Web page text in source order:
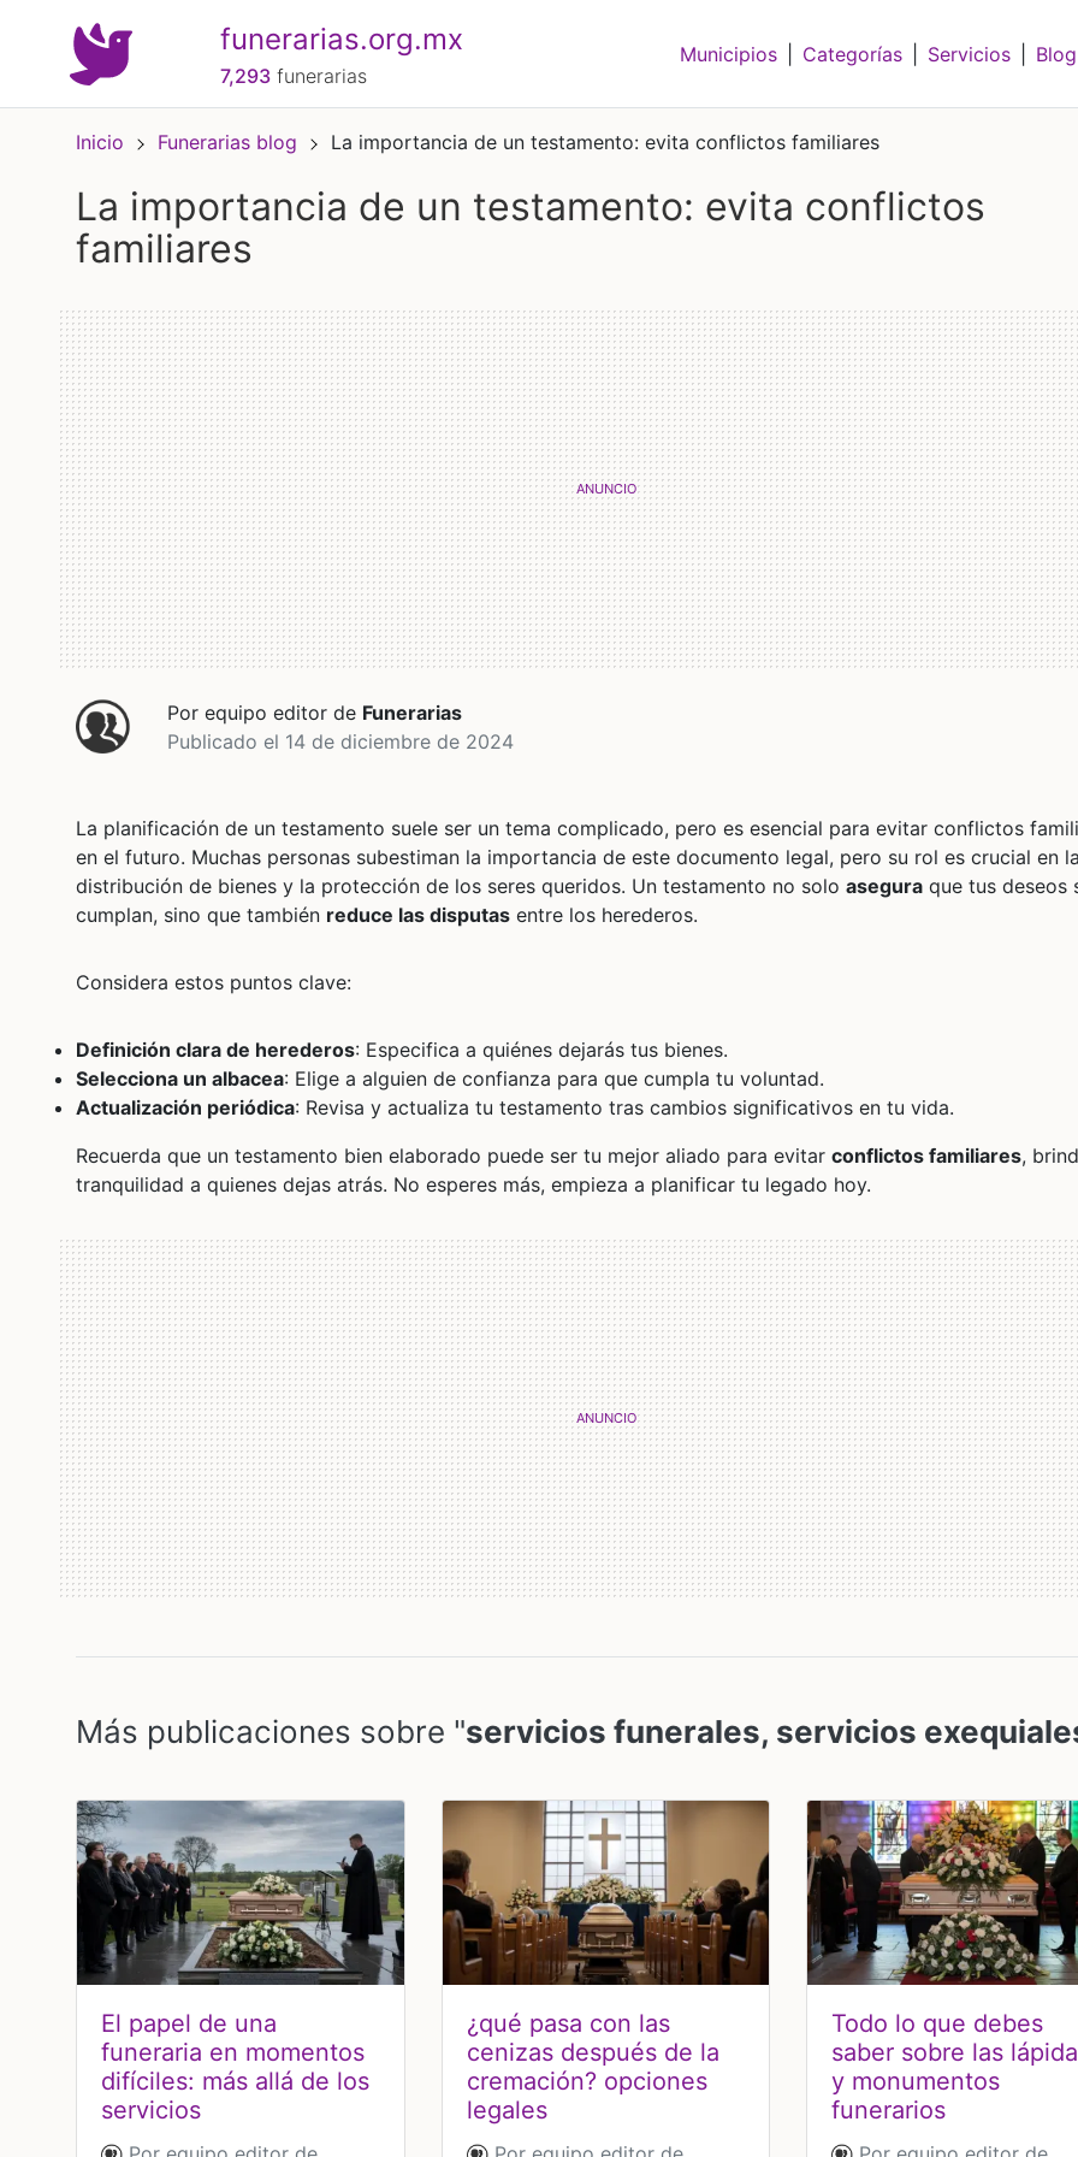
funerarias.org.mx
7,293funerarias
Municipios Categorías Servicios Blog
Inicio Funerarias blog La importancia de un testamento: evita conflictos familiares
la importancia de un testamento: evita conflictos
familiares
Por equipo editor de Funerarias
Publicado el 14 de diciembre de 2024
La planificación de un testamento suele ser un tema complicado, pero es esencial para evitar conflictos
en el futuro. Muchas personas subestiman la importancia de este documento legal, pero su rol es crucial en la
distribución de bienes y la protección de los seres queridos. Un testamento no solo asegura que tus deseos
cumplan, sino que también reduce las disputas entre los herederos.
Considera estos puntos clave:
Definición clara de herederos: Especifica a quiénes dejarás tus bienes.
Selecciona un albacea: Elige a alguien de confianza para que cumpla tu voluntad.
Actualización periódica: Revisa y actualiza tu testamento tras cambios significativos en tu vida.
Recuerda que un testamento bien elaborado puede ser tu mejor aliado para evitar conflictos familiares,
tranquilidad a quienes dejas atrás. No esperes más, empieza a planificar tu legado hoy.
Más publicaciones sobre "servicios funerales, servicios
El papel de una
funeraria en momentos
difíciles: más allá de los
servicios
¿qué pasa con las
cenizas después de la
cremación? opciones
legales
Todo lo que debes
saber sobre las
y monumentos
funerarios